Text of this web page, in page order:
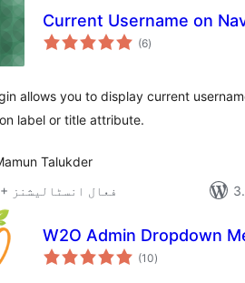
Current Username on
(6مجموعی
درجہ
)
allows you to display current
label or title attribute.
Talukder
100+ فعال انسٹالیشنز
W2O Admin Dropdown
(10مجموعی
درجہ
)